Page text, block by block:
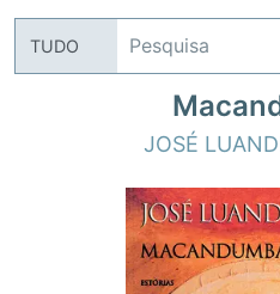
TUDO
JOSÉ